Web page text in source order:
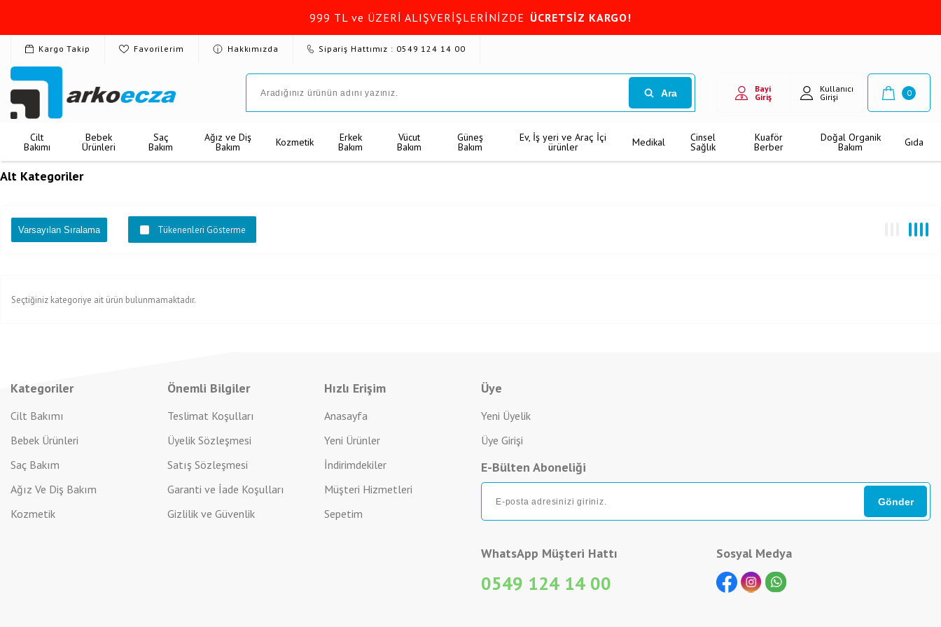
999 TL ve ÜZERİ ALIŞVERİŞLERİNİZDE ÜCRETSİZ KARGO!
Kargo Takip Favorilerim Hakkımızda Sipariş Hattımız : 0549 124 14 00
Ara
Bayi
Giriş
Kullanıcı
Girişi
0
Cilt
Bakımı
Bebek
Ürünleri
Saç
Bakım
Ağız ve Diş
Bakım Kozmetik Erkek
Bakım
Vücut
Bakım
Güneş
Bakım
Ev, İş yeri ve Araç İçi
ürünler Medikal Cinsel
Sağlık
Kuaför
Berber
Doğal Organik
Bakım Gıda
Alt Kategoriler
Tükenenleri Gösterme
Seçtiğiniz kategoriye ait ürün bulunmamaktadır.
Kategoriler
Cilt Bakımı
Bebek Ürünleri
Saç Bakım
Ağız Ve Diş Bakım
Kozmetik
Önemli Bilgiler
Teslimat Koşulları
Üyelik Sözleşmesi
Satış Sözleşmesi
Garanti ve İade Koşulları
Gizlilik ve Güvenlik
Hızlı Erişim
Anasayfa
Yeni Ürünler
İndirimdekiler
Müşteri Hizmetleri
Sepetim
Üye
Yeni Üyelik
Üye Girişi
E-Bülten Aboneliği
WhatsApp Müşteri Hattı
0549 124 14 00
Sosyal Medya